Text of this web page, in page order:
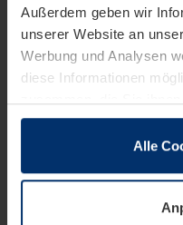
Außerdem geben wir
unserer Website an
Werbung und Analysen
diese Informationen
sie im Rahmen Ihrer
wenn diese für den
notwendig sind. Für alle
Alle